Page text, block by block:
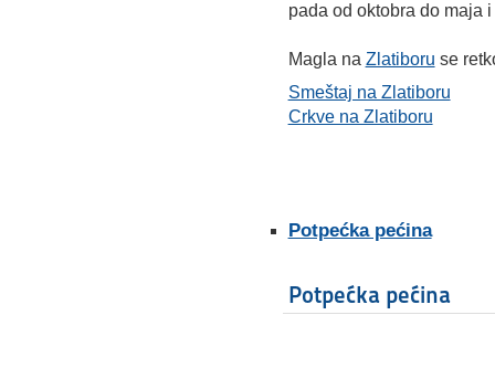
pada od oktobra do maja
Magla na Zlatiboru se
Smeštaj na Zlatiboru
Crkve na Zlatiboru
Potpećka pećina
Potpećka pećina